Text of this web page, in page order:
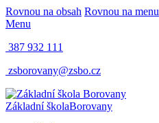
Rovnou na obsah Rovnou na menu
Menu
387 932 111
zsborovany@zsbo.cz
Základní školaBorovany